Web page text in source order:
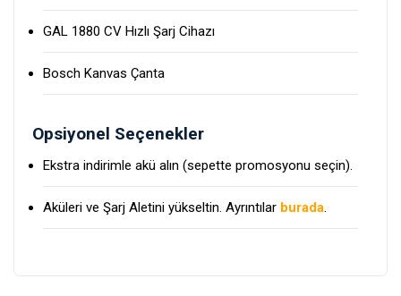
GAL 1880 CV Hızlı Şarj Cihazı
Bosch Kanvas Çanta
Opsiyonel Seçenekler
Ekstra indirimle akü alın (sepette promosyonu seçin).
Aküleri ve Şarj Aletini yükseltin. Ayrıntılar burada.